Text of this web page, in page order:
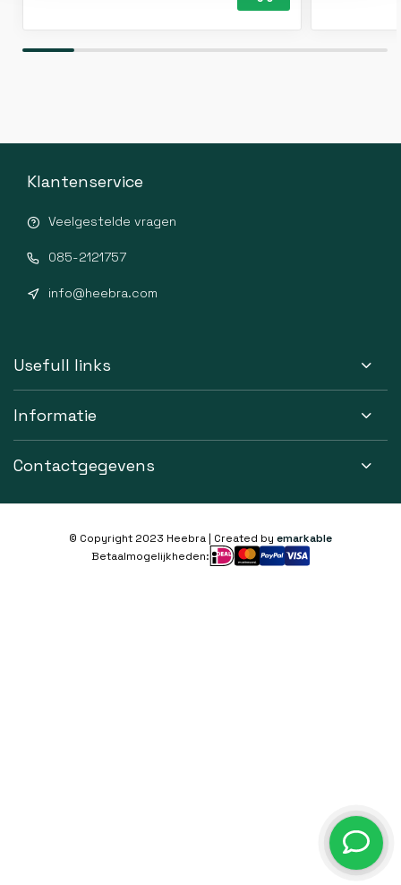
Klantenservice
Veelgestelde vragen
085-2121757
info@heebra.com
Usefull links
Informatie
Contactgegevens
© Copyright 2023 Heebra | Created by emarkable
Betaalmogelijkheden: